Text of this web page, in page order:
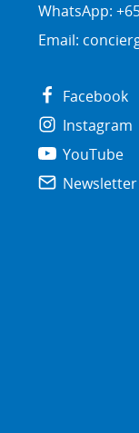
WhatsApp:
Email:
Facebook
Instagram
YouTube
Newsletter